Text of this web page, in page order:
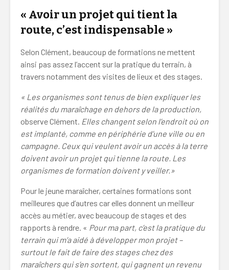
« Avoir un projet qui tient la
route, c’est indispensable »
Selon Clément, beaucoup de formations ne mettent
ainsi pas assez l’accent sur la pratique du terrain, à
travers notamment des visites de lieux et des stages.
« Les organismes sont tenus de bien expliquer les
réalités du maraîchage en dehors de la production,
observe Clément. Elles changent selon l’endroit où on
est implanté, comme en périphérie d’une ville ou en
campagne. Ceux qui veulent avoir un accès à la terre
doivent avoir un projet qui tienne la route. Les
organismes de formation doivent y veiller.»
Pour le jeune maraîcher, certaines formations sont
meilleures que d’autres car elles donnent un meilleur
accès au métier, avec beaucoup de stages et des
rapports à rendre. « Pour ma part, c’est la pratique du
terrain qui m’a aidé à développer mon projet –
surtout le fait de faire des stages chez des
maraîchers qui s’en sortent, qui gagnent un revenu